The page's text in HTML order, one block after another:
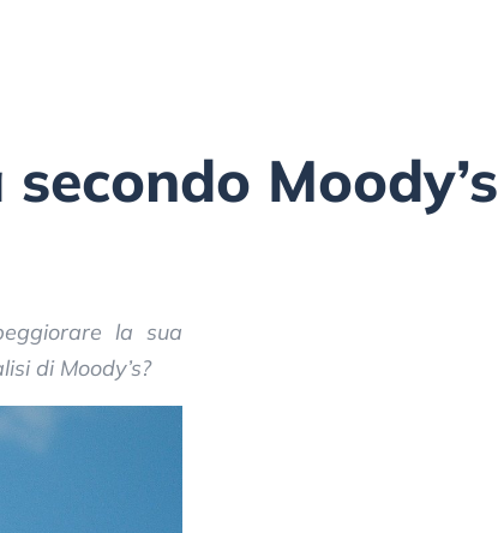
Moody’s
la sua
di Moody’s?